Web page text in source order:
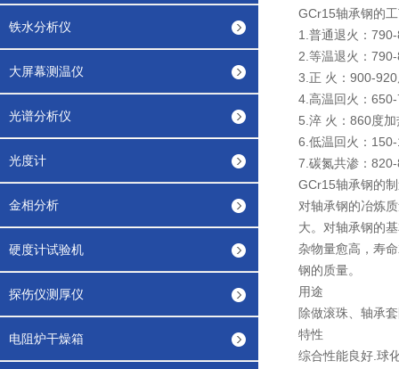
铁水分析仪
大屏幕测温仪
光谱分析仪
光度计
金相分析
硬度计试验机
探伤仪测厚仪
电阻炉干燥箱
GCr15轴承钢的
1.普通退火：
2.等温退火：
3.正 火：900-
4.高温回火：
5.淬 火：860度
6.低温回火：
7.碳氮共渗：
GCr15轴承钢的
对轴承钢的冶炼
大。对轴承钢的
杂物量愈高，寿
钢的质量。
用途
除做滚珠、轴承
特性
综合性能良好.球